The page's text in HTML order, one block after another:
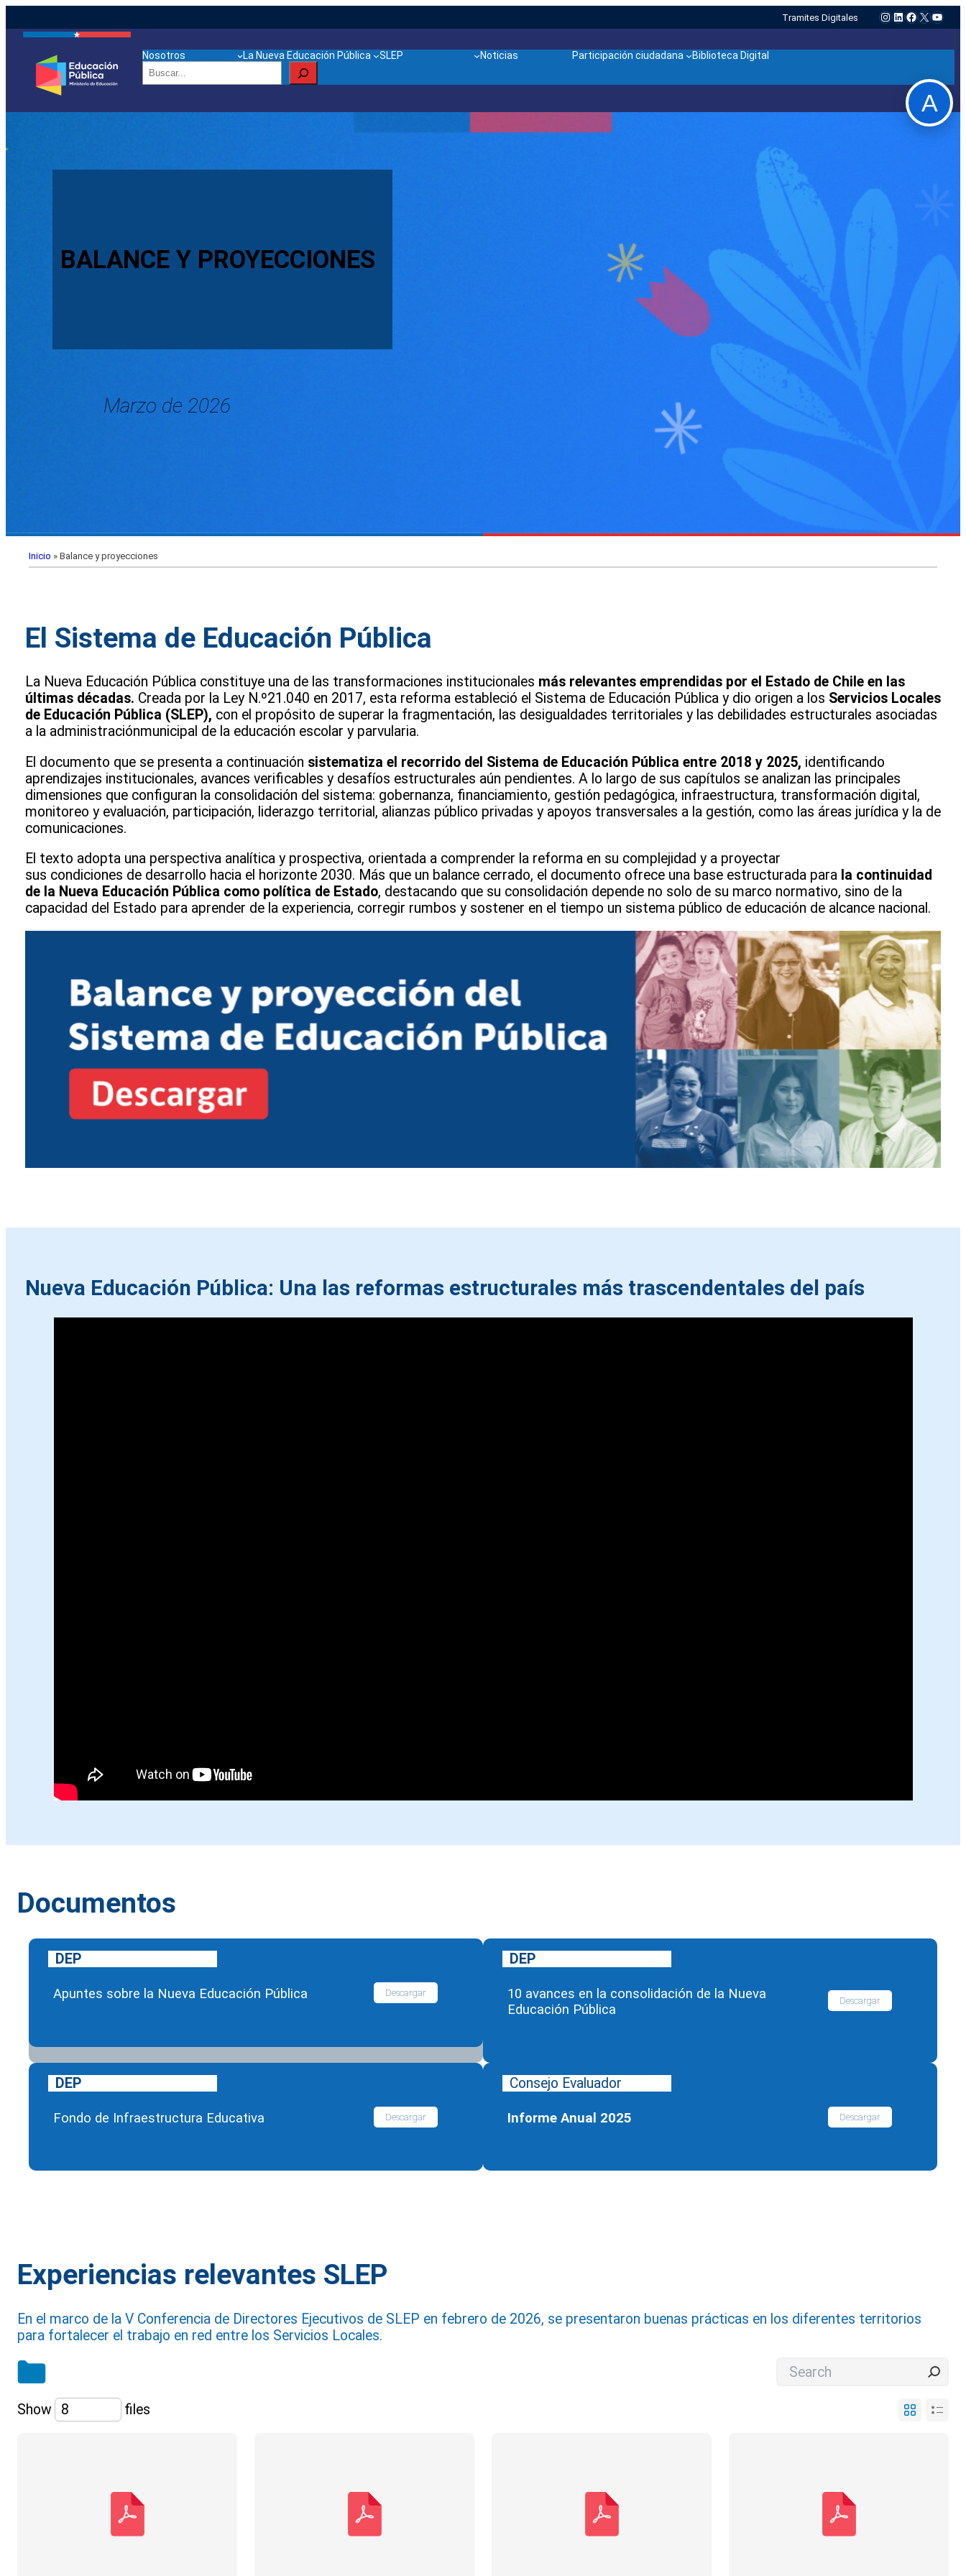
Tramites Digitales Instagram
LinkedIn
Facebook
X
Nosotros La Nueva Educación Pública SLEP Noticias Participación ciudadana
Biblioteca Digital
Buscar
BALANCE Y PROYECCIONES
Marzo de 2026
Inicio » Balance y proyecciones
El Sistema de Educación Pública
La Nueva Educación Pública constituye una de las transformaciones institucionales más relevantes emprendidas por el Estado de Chile en las
últimas décadas. Creada por la Ley N.º21.040 en 2017, esta reforma estableció el Sistema de Educación Pública y dio origen a los Servicios Locales
de Educación Pública (SLEP), con el propósito de superar la fragmentación, las desigualdades territoriales y las debilidades estructurales asociadas
a la administraciónmunicipal de la educación escolar y parvularia.
El documento que se presenta a continuación sistematiza el recorrido del Sistema de Educación Pública entre 2018 y 2025, identificando
aprendizajes institucionales, avances verificables y desafíos estructurales aún pendientes. A lo largo de sus capítulos se analizan las principales
dimensiones que configuran la consolidación del sistema: gobernanza, financiamiento, gestión pedagógica, infraestructura, transformación digital,
monitoreo y evaluación, participación, liderazgo territorial, alianzas público privadas y apoyos transversales a la gestión, como las áreas jurídica y la de
comunicaciones.
El texto adopta una perspectiva analítica y prospectiva, orientada a comprender la reforma en su complejidad y a proyectar
sus condiciones de desarrollo hacia el horizonte 2030. Más que un balance cerrado, el documento ofrece una base estructurada para la continuidad
de la Nueva Educación Pública como política de Estado, destacando que su consolidación depende no solo de su marco normativo, sino de la
capacidad del Estado para aprender de la experiencia, corregir rumbos y sostener en el tiempo un sistema público de educación de alcance nacional.
Nueva Educación Pública: Una las reformas estructurales más trascendentales del país
Documentos
DEP
Apuntes sobre la Nueva Educación Pública Descargar
DEP
10 avances en la consolidación de la Nueva
Educación Pública
Descargar
DEP
Fondo de Infraestructura Educativa Descargar
Consejo Evaluador
Informe Anual 2025 Descargar
Experiencias relevantes SLEP
En el marco de la V Conferencia de Directores Ejecutivos de SLEP en febrero de 2026, se presentaron buenas prácticas en los diferentes territorios
para fortalecer el trabajo en red entre los Servicios Locales.
Show files
A